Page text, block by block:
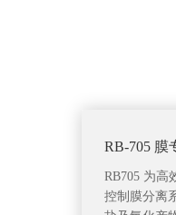
RB-705 膜
RB705 为高
控制膜分离